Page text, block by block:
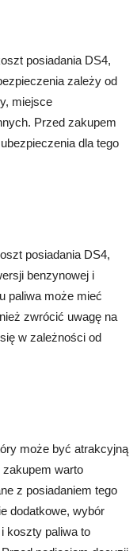
posiadania DS4,
zależy od
miejsce
Przed zakupem
dla tego
posiadania DS4,
benzynowej i
paliwa może mieć
zwrócić uwagę na
w zależności od
może być atrakcyjną
zakupem warto
z posiadaniem tego
dodatkowe, wybór
koszty paliwa to